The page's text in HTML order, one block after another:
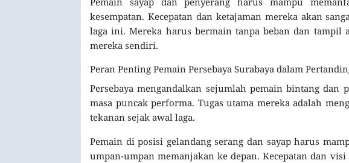
kesempatan. Kecepatan dan ketajaman mereka akan
laga ini. Mereka harus bermain tanpa beban dan
mereka sendiri.
Peran Penting Pemain Persebaya Surabaya dalam
Persebaya mengandalkan sejumlah pemain bintang dan
masa puncak performa. Tugas utama mereka adalah
tekanan sejak awal laga.
Pemain di posisi gelandang serang dan sayap harus
umpan-umpan memanjakan ke depan. Kecepatan dan